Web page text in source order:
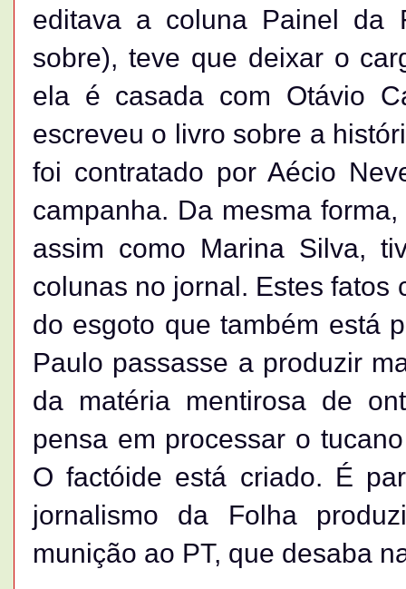
editava a coluna Painel da
sobre), teve que deixar o
ela é casada com Otávio
escreveu o livro sobre a
foi contratado por Aécio
campanha. Da mesma
assim como Marina Silva,
colunas no jornal. Estes fatos
do esgoto que também está
Paulo passasse a produzir
da matéria mentirosa de
pensa em processar o
O factóide está criado. É
jornalismo da Folha
munição ao PT, que desaba